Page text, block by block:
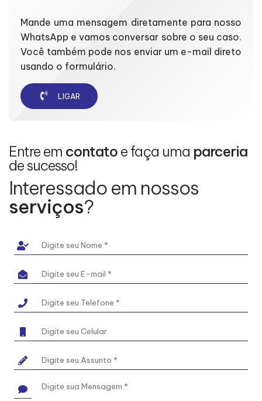
Mande uma mensagem diretamente para nosso
WhatsApp e vamos conversar sobre o seu caso.
Você também pode nos enviar um e-mail direto
usando o formulário.
LIGAR
Entre em contato e faça uma parceria
de sucesso!
Interessado em nossos
serviços?